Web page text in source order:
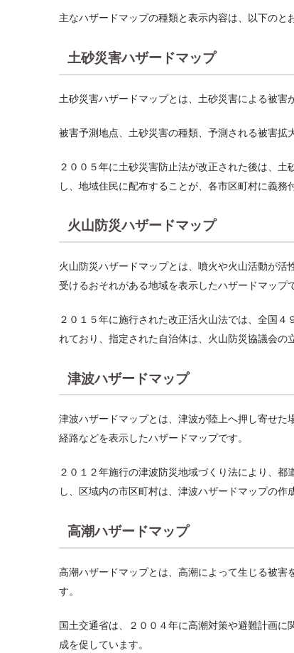
主なハザードマップの種類と表示内容は、以下のと
土砂災害ハザードマップ
土砂災害ハザードマップとは、土砂災害による被害
被害予測地点、土砂災害の種類、予測される被害拡
２００５年に土砂災害防止法が改正された後は、
し、地域住民に配布することが、各市区町村に義務
火山防災ハザードマップ
火山防災ハザードマップとは、噴火や火山活動が
受けるおそれがある地域を表示したハザードマップ
２０１５年に施行された改正活火山法では、全国
れており、指定された自治体は、火山防災協議会の
津波ハザードマップ
津波ハザードマップとは、津波が陸上へ押し寄せ
経路などを表示したハザードマップです。
２０１２年施行の津波防災地域づくり法により、
し、区域内の市区町村は、津波ハザードマップの作
高潮ハザードマップ
高潮ハザードマップとは、高潮によって生じる被
す。
国土交通省は、２００４年に高潮対策や避難計画
成を促しています。